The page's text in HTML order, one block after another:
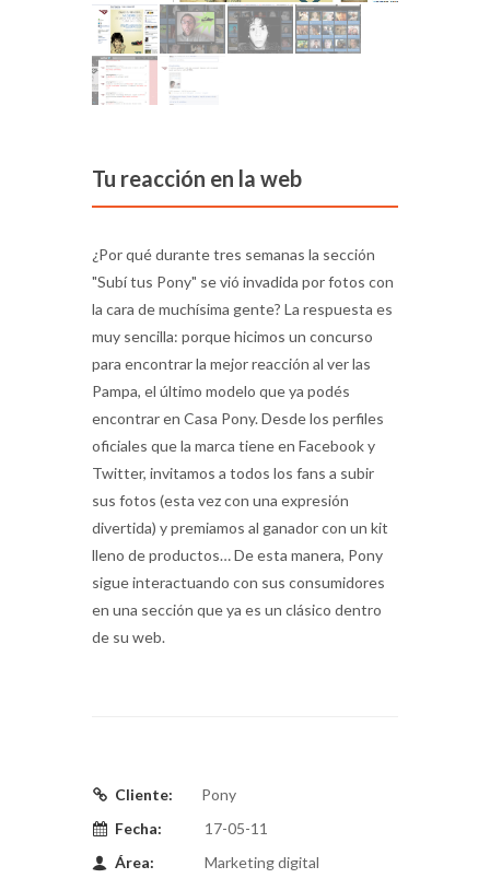
Tu reacción en la web
¿Por qué durante tres semanas la sección
"Subí tus Pony" se vió invadida por fotos con
la cara de muchísima gente? La respuesta es
muy sencilla: porque hicimos un concurso
para encontrar la mejor reacción al ver las
Pampa, el último modelo que ya podés
encontrar en Casa Pony. Desde los perfiles
oficiales que la marca tiene en Facebook y
Twitter, invitamos a todos los fans a subir
sus fotos (esta vez con una expresión
divertida) y premiamos al ganador con un kit
lleno de productos… De esta manera, Pony
sigue interactuando con sus consumidores
en una sección que ya es un clásico dentro
de su web.
Cliente:
Pony
Fecha:
17-05-11
Área:
Marketing digital